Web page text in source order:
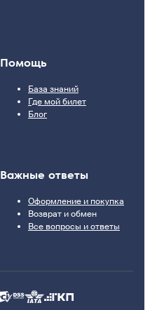
Помощь
База знаний
Где мой билет
Блог
Важные ответы
Оформление и покупка
Возврат и обмен
Все вопросы и ответы